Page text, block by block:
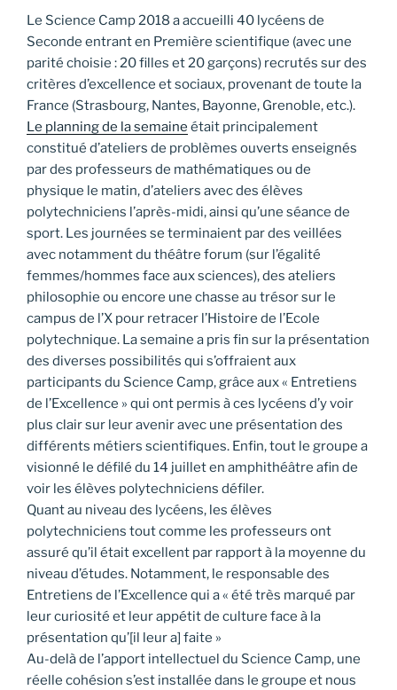
Le Science Camp 2018 a accueilli 40 lycéens de
Seconde entrant en Première scientifique (avec une
parité choisie : 20 filles et 20 garçons) recrutés sur des
critères d’excellence et sociaux, provenant de toute la
France (Strasbourg, Nantes, Bayonne, Grenoble, etc.).
Le planning de la semaine était principalement
constitué d’ateliers de problèmes ouverts enseignés
par des professeurs de mathématiques ou de
physique le matin, d’ateliers avec des élèves
polytechniciens l’après-midi, ainsi qu’une séance de
sport. Les journées se terminaient par des veillées
avec notamment du théâtre forum (sur l’égalité
femmes/hommes face aux sciences), des ateliers
philosophie ou encore une chasse au trésor sur le
campus de l’X pour retracer l’Histoire de l’Ecole
polytechnique. La semaine a pris fin sur la présentation
des diverses possibilités qui s’offraient aux
participants du Science Camp, grâce aux « Entretiens
de l’Excellence » qui ont permis à ces lycéens d’y voir
plus clair sur leur avenir avec une présentation des
différents métiers scientifiques. Enfin, tout le groupe a
visionné le défilé du 14 juillet en amphithéâtre afin de
voir les élèves polytechniciens défiler.
Quant au niveau des lycéens, les élèves
polytechniciens tout comme les professeurs ont
assuré qu’il était excellent par rapport à la moyenne du
niveau d’études. Notamment, le responsable des
Entretiens de l’Excellence qui a « été très marqué par
leur curiosité et leur appétit de culture face à la
présentation qu’[il leur a] faite »
Au-delà de l’apport intellectuel du Science Camp, une
réelle cohésion s’est installée dans le groupe et nous